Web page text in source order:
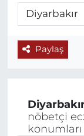
Paylaş
nöbetçi
konumları